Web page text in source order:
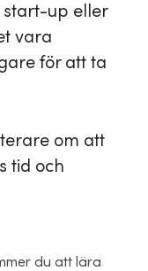
start-up eller
vara
för att ta
om att
tid och
du att lära